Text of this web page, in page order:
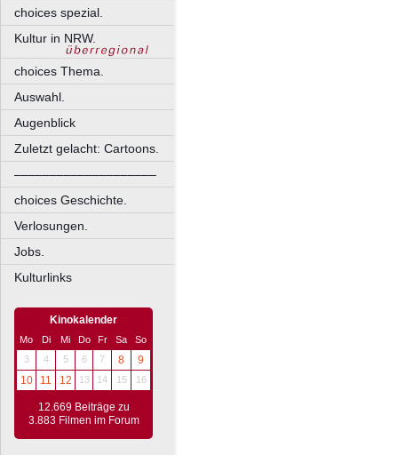
choices spezial.
Kultur in NRW.
choices Thema.
Auswahl.
Augenblick
Zuletzt gelacht: Cartoons.
––––––––––––––––––––
choices Geschichte.
Verlosungen.
Jobs.
Kulturlinks
Kinokalender
Mo Di Mi Do Fr Sa
So
3
4 5 6 7 8
9
10
11 12 13 14 15 16
12.669 Beiträge zu
3.883 Filmen im Forum